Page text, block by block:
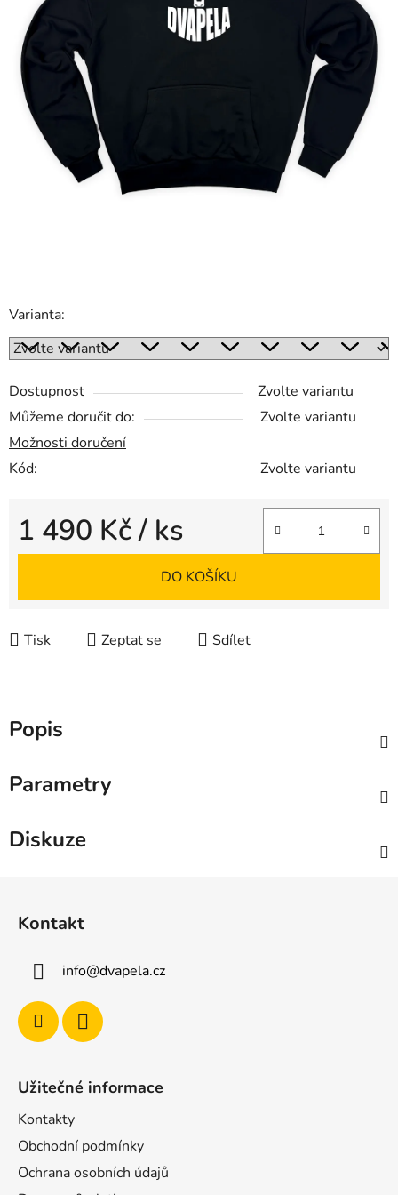
Varianta:
Dostupnost
Zvolte variantu
Můžeme doručit do:
Zvolte variantu
Možnosti doručení
Kód:
Zvolte variantu
1 490 Kč/ ks
Měrná cena:
DO KOŠÍKU
Tisk Zeptat se Sdílet
Popis
Parametry
Diskuze
Kontakt
info@dvapela.cz
Užitečné informace
Kontakty
Obchodní podmínky
Ochrana osobních údajů